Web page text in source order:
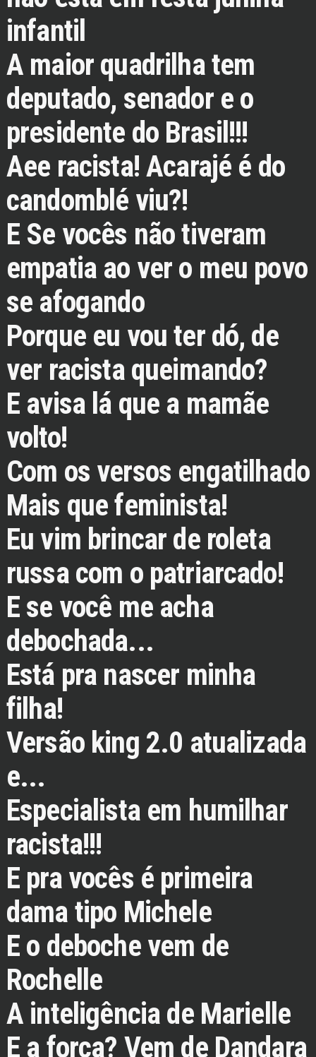
infantil
A maior quadrilha tem
deputado, senador e o
presidente do Brasil!!!
Aee racista! Acarajé é do
candomblé viu?!
E Se vocês não tiveram
empatia ao ver o meu povo
se afogando
Porque eu vou ter dó, de
ver racista queimando?
E avisa lá que a mamãe
volto!
Com os versos engatilhado
Mais que feminista!
Eu vim brincar de roleta
russa com o patriarcado!
E se você me acha
debochada...
Está pra nascer minha
filha!
Versão king 2.0 atualizada
e...
Especialista em humilhar
racista!!!
E pra vocês é primeira
dama tipo Michele
E o deboche vem de
Rochelle
A inteligência de Marielle
E a força? Vem de Dandara